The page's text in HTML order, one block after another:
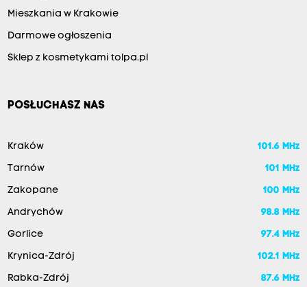
Mieszkania w Krakowie
Darmowe ogłoszenia
Sklep z kosmetykami tolpa.pl
POSŁUCHASZ NAS
Kraków 101.6 MHz
Tarnów 101 MHz
Zakopane 100 MHz
Andrychów 98.8 MHz
Gorlice 97.4 MHz
Krynica-Zdrój 102.1 MHz
Rabka-Zdrój 87.6 MHz